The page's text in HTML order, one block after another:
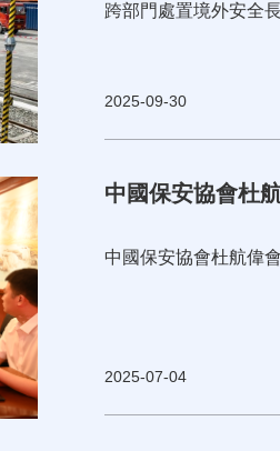
跨部門處置境外安全
2025-09-30
中國保安協會杜
中國保安協會杜航偉
2025-07-04